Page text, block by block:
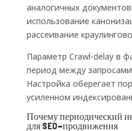
аналогичных
использование
рассеивание
Параметр Crawl-delay в
период между
Настройка оберегает
усиленном
Почему периодический
для SEO-продвижения